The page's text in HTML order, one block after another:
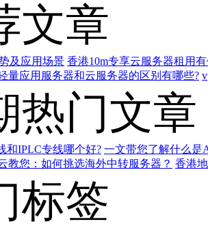
文章
及应用场景 香港10m专享云服务器租用
量应用服务器和云服务器的区别有哪些?
热门文章
和IPLC专线哪个好? 一文带您了解什么是
教您：如何挑选海外中转服务器？ 香港
标签